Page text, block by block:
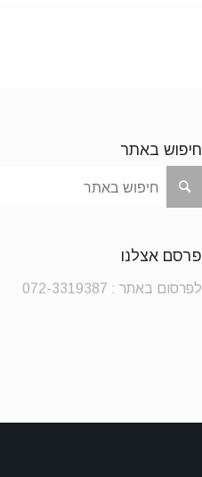
חיפוש באתר
פרסם אצלנו
לפרסום באתר : 072-3319387